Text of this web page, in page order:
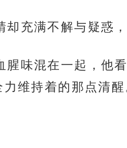
充满不解与疑惑
腥味混在一起，他
维持着的那点清醒